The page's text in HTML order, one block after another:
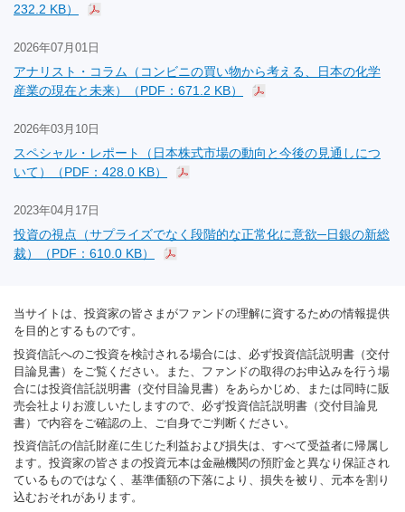
232.2 KB）
2026年07月01日
アナリスト・コラム（コンビニの買い物から考える、日本の化学
産業の現在と未来）（PDF：671.2 KB）
2026年03月10日
スペシャル・レポート（日本株式市場の動向と今後の見通しにつ
いて）（PDF：428.0 KB）
2023年04月17日
投資の視点（サプライズでなく段階的な正常化に意欲─日銀の新総
裁）（PDF：610.0 KB）
当サイトは、投資家の皆さまがファンドの理解に資するための情報提供
を目的とするものです。
投資信託へのご投資を検討される場合には、必ず投資信託説明書（交付
目論見書）をご覧ください。また、ファンドの取得のお申込みを行う場
合には投資信託説明書（交付目論見書）をあらかじめ、または同時に販
売会社よりお渡しいたしますので、必ず投資信託説明書（交付目論見
書）で内容をご確認の上、ご自身でご判断ください。
投資信託の信託財産に生じた利益および損失は、すべて受益者に帰属し
ます。投資家の皆さまの投資元本は金融機関の預貯金と異なり保証され
ているものではなく、基準価額の下落により、損失を被り、元本を割り
込むおそれがあります。